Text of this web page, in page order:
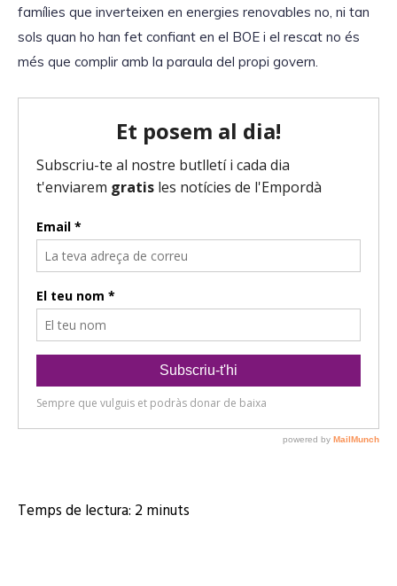
famílies que inverteixen en energies renovables no, ni tan
sols quan ho han fet confiant en el BOE i el rescat no és
més que complir amb la paraula del propi govern.
Temps de lectura: 2minuts